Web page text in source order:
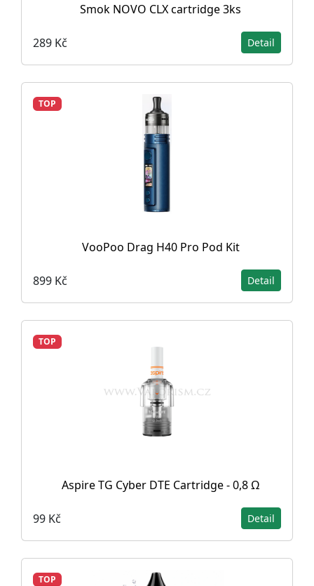
Smok NOVO CLX cartridge 3ks
289 Kč Detail
TOP
VooPoo Drag H40 Pro Pod Kit
899 Kč Detail
TOP
Aspire TG Cyber DTE Cartridge - 0,8 Ω
99 Kč Detail
TOP